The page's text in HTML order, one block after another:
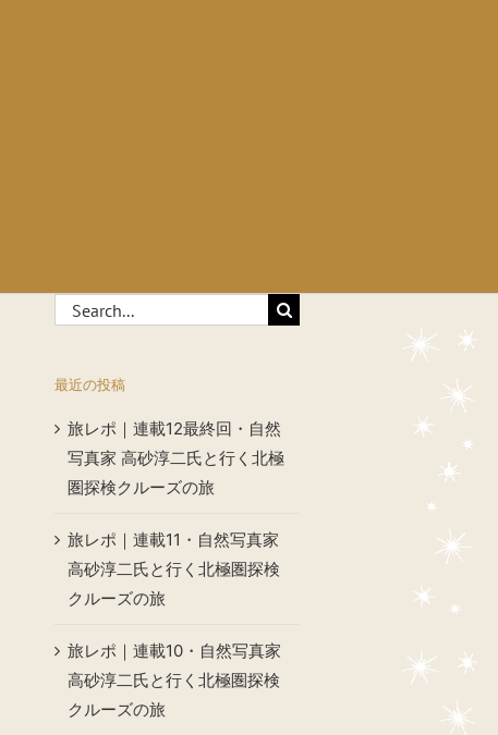
Search
for:
最近の投稿
旅レポ｜連載12最終回・自然
写真家 高砂淳二氏と行く北極
圏探検クルーズの旅
旅レポ｜連載11・自然写真家
高砂淳二氏と行く北極圏探検
クルーズの旅
旅レポ｜連載10・自然写真家
高砂淳二氏と行く北極圏探検
クルーズの旅